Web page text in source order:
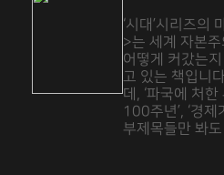
‘시대’시리즈의
>는 세계 자본
어떻게 커갔는
고 있는 책입니
데, ‘파국에 처한
100주년’, ‘경제
부제목들만 봐